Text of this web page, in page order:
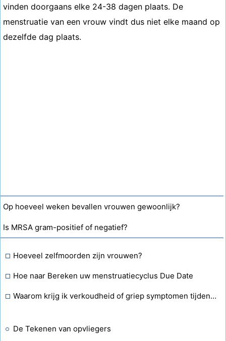
vinden doorgaans elke 24-38 dagen plaats. De
menstruatie van een vrouw vindt dus niet elke maand op
dezelfde dag plaats.
Op hoeveel weken bevallen vrouwen gewoonlijk?
Is MRSA gram-positief of negatief?
Hoeveel zelfmoorden zijn vrouwen?
Hoe naar Bereken uw menstruatiecyclus Due Date
Waarom krijg ik verkoudheid of griep symptomen tijdens de menstruatie
De Tekenen van opvliegers